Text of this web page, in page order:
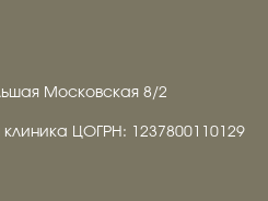
Московская 8/2
ЦОГРН: 1237800110129